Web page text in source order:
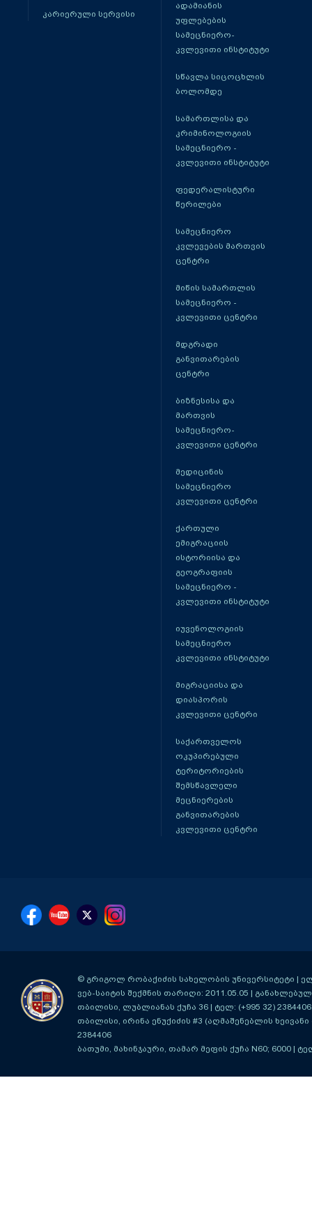
კარიერული სერვისი
ადამიანის
უფლებების
სამეცნიერო-
კვლევითი ინსტიტუტი
სწავლა სიცოცხლის
ბოლომდე
სამართლისა და
კრიმინოლოგიის
სამეცნიერო -
კვლევითი ინსტიტუტი
ფედერალისტური
წერილები
სამეცნიერო
კვლევების მართვის
ცენტრი
მიწის სამართლის
სამეცნიერო -
კვლევითი ცენტრი
მდგრადი
განვითარების
ცენტრი
ბიზნესისა და
მართვის
სამეცნიერო-
კვლევითი ცენტრი
მედიცინის
სამეცნიერო
კვლევითი ცენტრი
ქართული
ემიგრაციის
ისტორიისა და
გეოგრაფიის
სამეცნიერო -
კვლევითი ინსტიტუტი
იუვენოლოგიის
სამეცნიერო
კვლევითი ინსტიტუტი
მიგრაციისა და
დიასპორის
კვლევითი ცენტრი
საქართველოს
ოკუპირებული
ტერიტორიების
შემსწავლელი
მეცნიერების
განვითარების
კვლევითი ცენტრი
© გრიგოლ რობაქიძის სახელობის უნივერსიტეტი |
ვებ-საიტის შექმნის თარიღი: 2011.05.05 |
თბილისი, ლუბლიანას ქუჩა 36 | ტელ: (+995 32)
თბილისი, ირინა ენუქიძის #3 (აღმაშენებლის ხეივანი
2384406
ბათუმი, მახინჯაური, თამარ მეფის ქუჩა N60; 6000 |